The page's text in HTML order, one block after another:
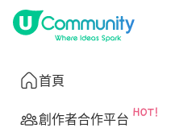
首頁
創作者合作平台